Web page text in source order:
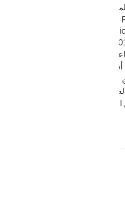
العملاء.
يستخدمون رؤوس
لأي عدد من أعمدة
نموذج أولي واحد في كل مرة
مرحبا بكم في التشاور
سوف نقوم بالرد عليك